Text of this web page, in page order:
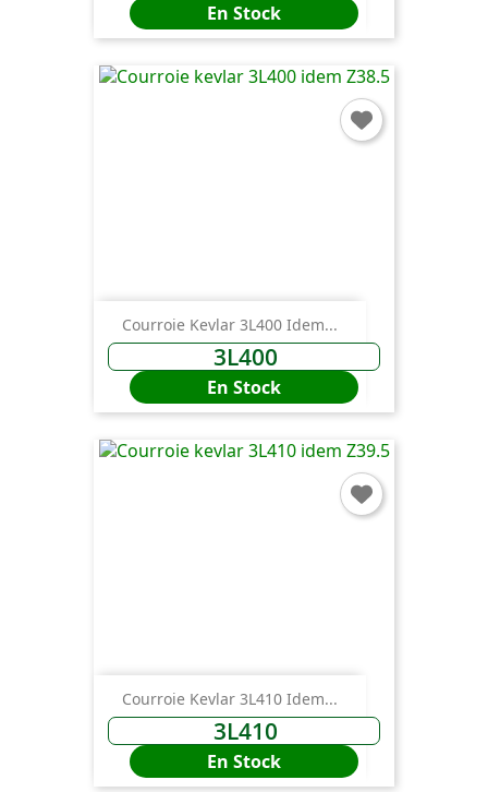
En Stock
Courroie Kevlar 3L400 Idem...
3L400
En Stock
Courroie Kevlar 3L410 Idem...
3L410
En Stock